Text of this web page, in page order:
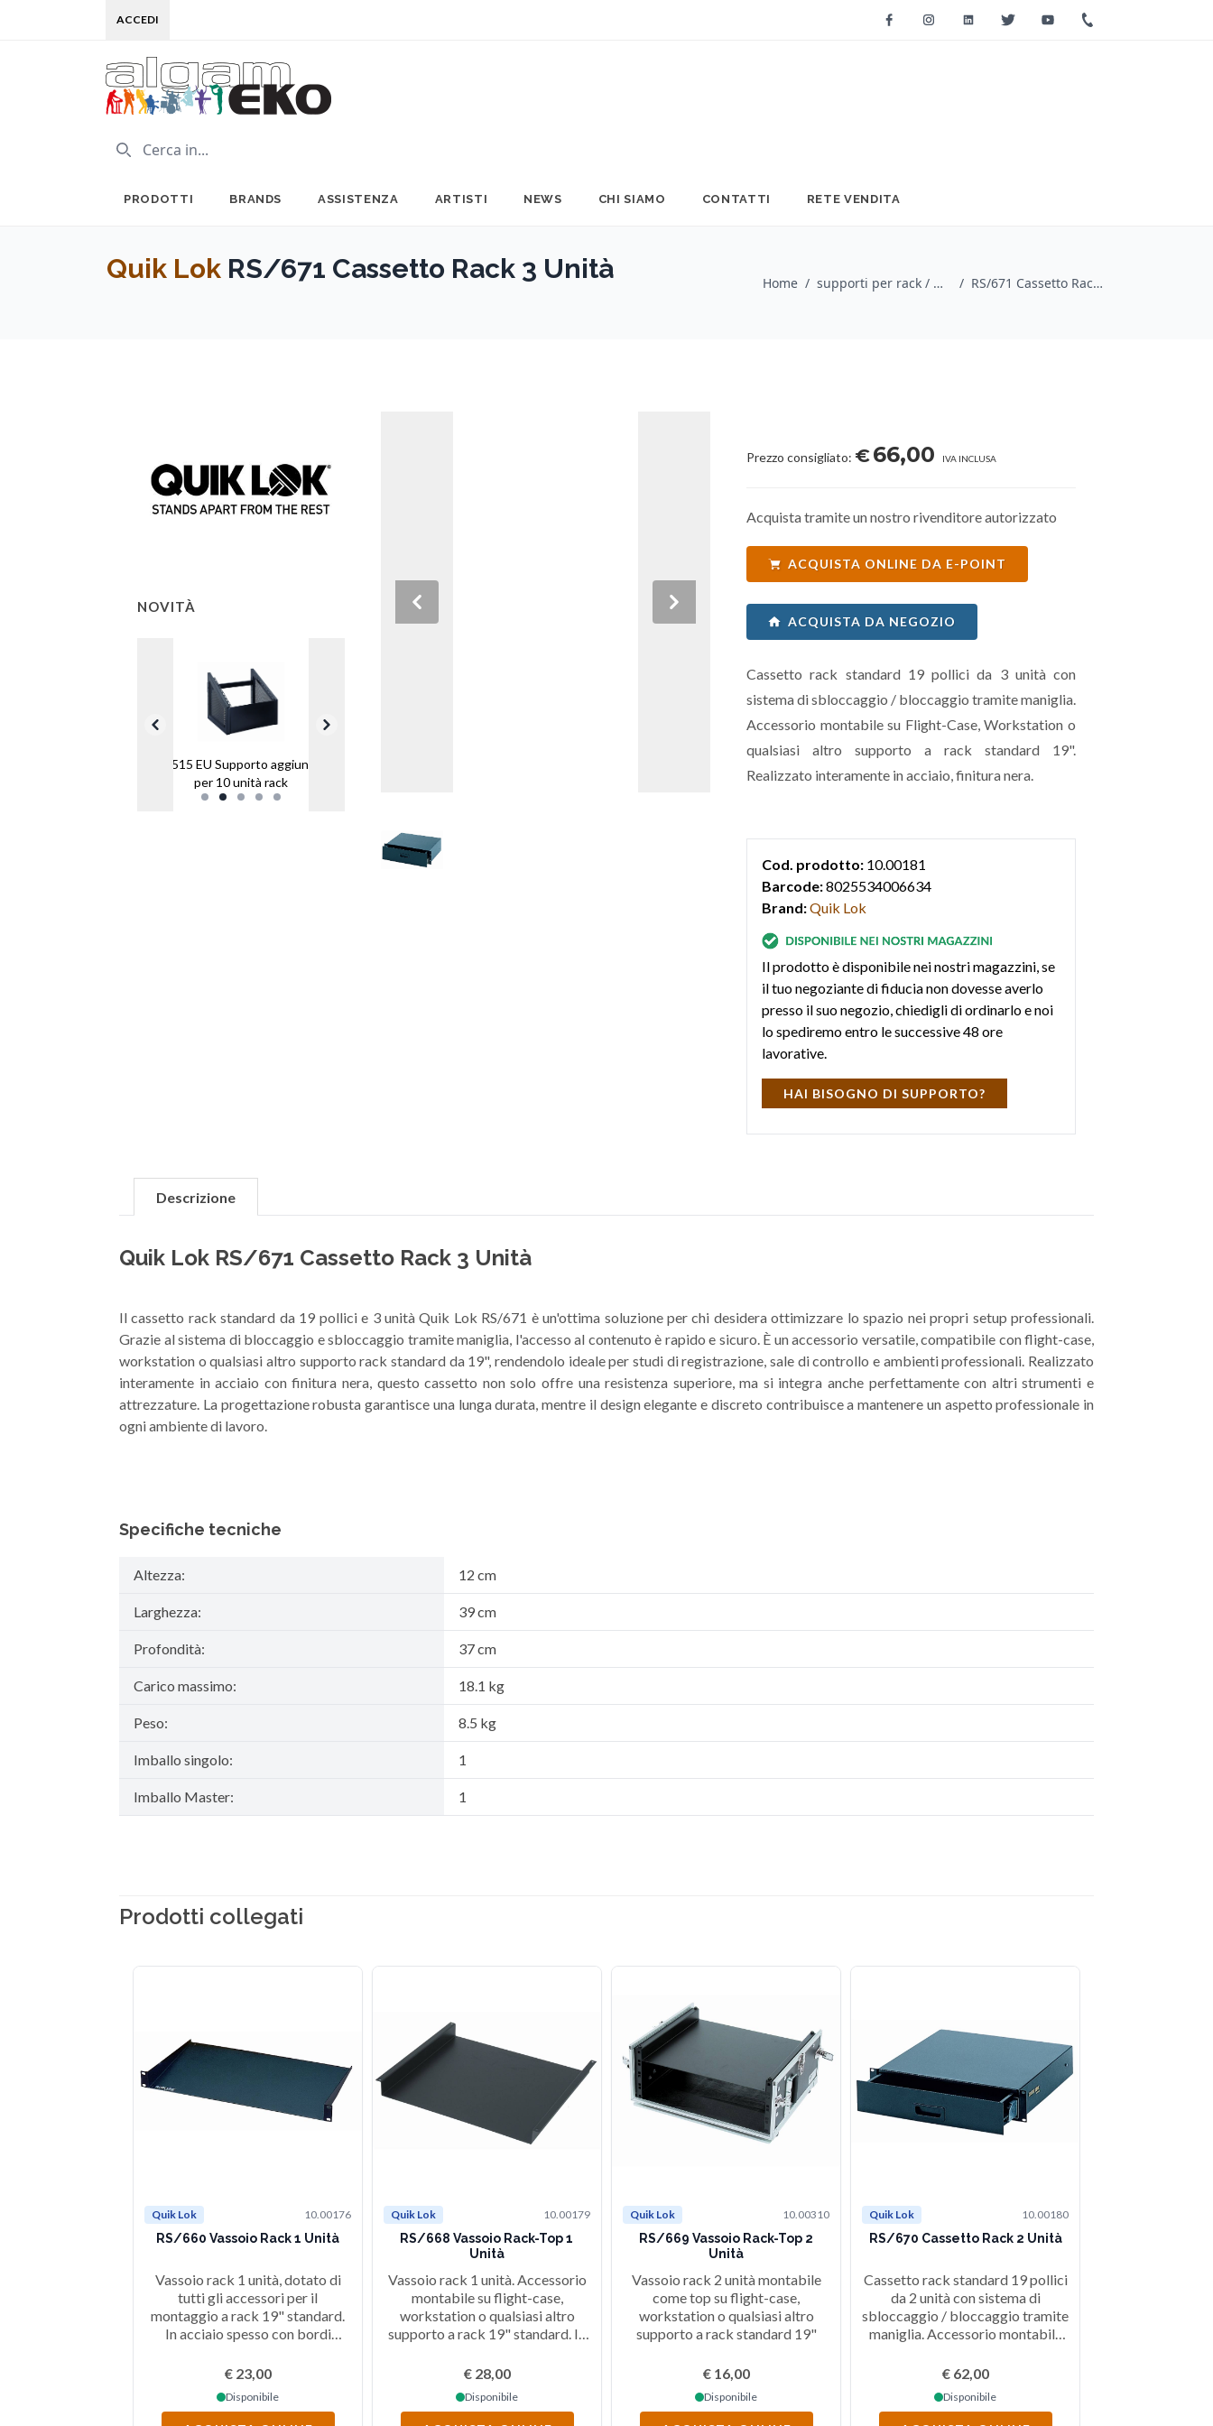
ACCEDI FacebookInstagramLinkedinTwitter Youtube
PRODOTTI BRANDS ASSISTENZA ARTISTI NEWS CHI SIAMO CONTATTI RETE VENDITA
Quik Lok RS/671 Cassetto Rack 3 Unità Home / supporti per rack / Quik Lok / RS/671 Cassetto Rack 3 Unità
NOVITÀ
RS/515 EU Supporto aggiuntivo
per 10 unità rack
Previous Next
Prezzo consigliato: €66,00 IVA INCLUSA
Acquista tramite un nostro rivenditore autorizzato
ACQUISTA ONLINE DA E-POINT
ACQUISTA DA NEGOZIO
Cassetto rack standard 19 pollici da 3 unità con
sistema di sbloccaggio / bloccaggio tramite maniglia.
Accessorio montabile su Flight-Case, Workstation o
qualsiasi altro supporto a rack standard 19".
Realizzato interamente in acciaio, finitura nera.
Cod. prodotto: 10.00181
Barcode:8025534006634
Brand:Quik Lok
Il prodotto è disponibile nei nostri magazzini, se
il tuo negoziante di fiducia non dovesse averlo
presso il suo negozio, chiedigli di ordinarlo e noi
lo spediremo entro le successive 48 ore
lavorative.
HAI BISOGNO DI SUPPORTO?
Descrizione
Quik Lok RS/671 Cassetto Rack 3 Unità
Il cassetto rack standard da 19 pollici e 3 unità Quik Lok RS/671 è un'ottima soluzione per chi desidera ottimizzare lo spazio nei propri setup professionali.
Grazie al sistema di bloccaggio e sbloccaggio tramite maniglia, l'accesso al contenuto è rapido e sicuro. È un accessorio versatile, compatibile con flight-case,
workstation o qualsiasi altro supporto rack standard da 19", rendendolo ideale per studi di registrazione, sale di controllo e ambienti professionali. Realizzato
interamente in acciaio con finitura nera, questo cassetto non solo offre una resistenza superiore, ma si integra anche perfettamente con altri strumenti e
attrezzature. La progettazione robusta garantisce una lunga durata, mentre il design elegante e discreto contribuisce a mantenere un aspetto professionale in
ogni ambiente di lavoro.
Specifiche tecniche
Altezza: 12 cm
Larghezza: 39 cm
Profondità: 37 cm
Carico massimo: 18.1 kg
Peso: 8.5 kg
Imballo singolo: 1
Imballo Master: 1
Prodotti collegati
Quik Lok 10.00176
RS/660 Vassoio Rack 1 Unità
Vassoio rack 1 unità, dotato di
tutti gli accessori per il
montaggio a rack 19" standard.
In acciaio spesso con bordi
resistenza. Finitura nera.
€ 23,00
Disponibile
Quik Lok 10.00179
RS/668 Vassoio Rack-Top 1
Unità
Vassoio rack 1 unità. Accessorio
montabile su flight-case,
workstation o qualsiasi altro
supporto a rack 19" standard. In
€ 28,00
Disponibile
Quik Lok 10.00310
RS/669 Vassoio Rack-Top 2
Unità
Vassoio rack 2 unità montabile
come top su flight-case,
workstation o qualsiasi altro
supporto a rack standard 19"
€ 16,00
Disponibile
Quik Lok 10.00180
RS/670 Cassetto Rack 2 Unità
Cassetto rack standard 19 pollici
da 2 unità con sistema di
sbloccaggio / bloccaggio tramite
maniglia. Accessorio montabile
qualsiasi altro supporto a rack
interamente in acciaio, finitura
€ 62,00
Disponibile